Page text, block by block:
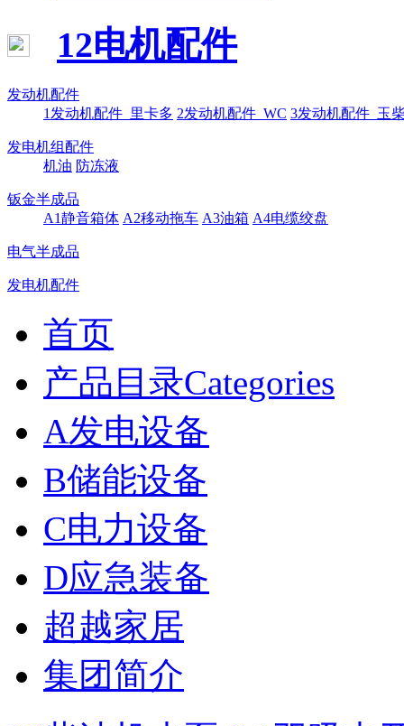
12电机配件
发动机配件
1发动机配件_里卡多 2发动机配件_WC 3发动机配件_玉
发电机组配件
机油 防冻液
钣金半成品
A1静音箱体 A2移动拖车 A3油箱 A4电缆绞盘
电气半成品
发电机配件
首页
产品目录Categories
A发电设备
B储能设备
C电力设备
D应急装备
超越家居
集团简介